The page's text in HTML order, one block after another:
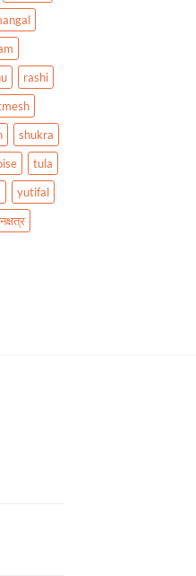
rashi
shukra
tula
yutifal
नक्षत्र